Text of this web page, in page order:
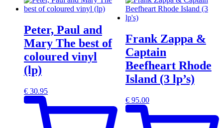
Peter, Paul and
Mary The best of
coloured vinyl
(lp)
€ 30.95
Frank Zappa &
Captain
Beefheart Rhode
Island (3 lp’s)
€95.00